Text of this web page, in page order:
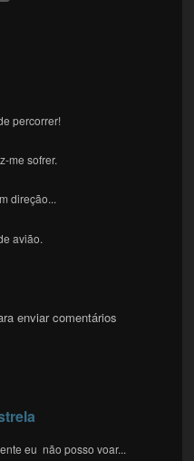
percorrer!
me sofrer.
direção...
avião.
enviar comentários
eu não posso voar...